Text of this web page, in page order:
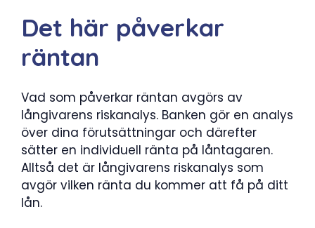
Det här påverkar
räntan
Vad som påverkar räntan avgörs av
långivarens riskanalys. Banken gör en analys
över dina förutsättningar och därefter
sätter en individuell ränta på låntagaren.
Alltså det är långivarens riskanalys som
avgör vilken ränta du kommer att få på ditt
lån.